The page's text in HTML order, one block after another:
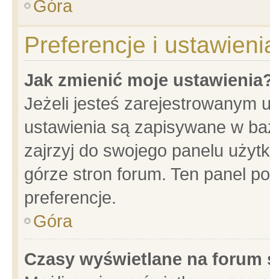
Góra
Preferencje i
Jak zmienić moje
Jeżeli jesteś zarejestrowanym
ustawienia są zapisywane w
zajrzyj do swojego panelu
górze stron forum. Ten panel
preferencje.
Góra
Czasy wyświetlane na forum